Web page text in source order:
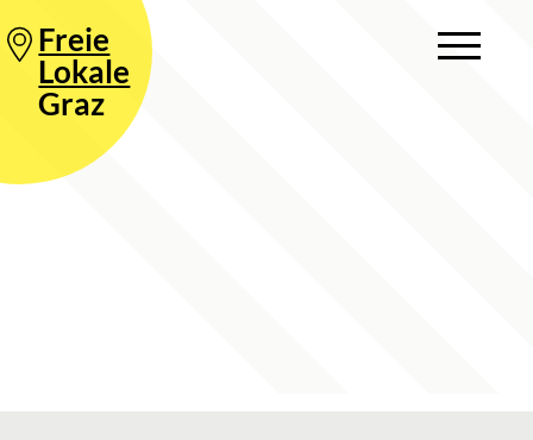
Freie
Lokale
Graz